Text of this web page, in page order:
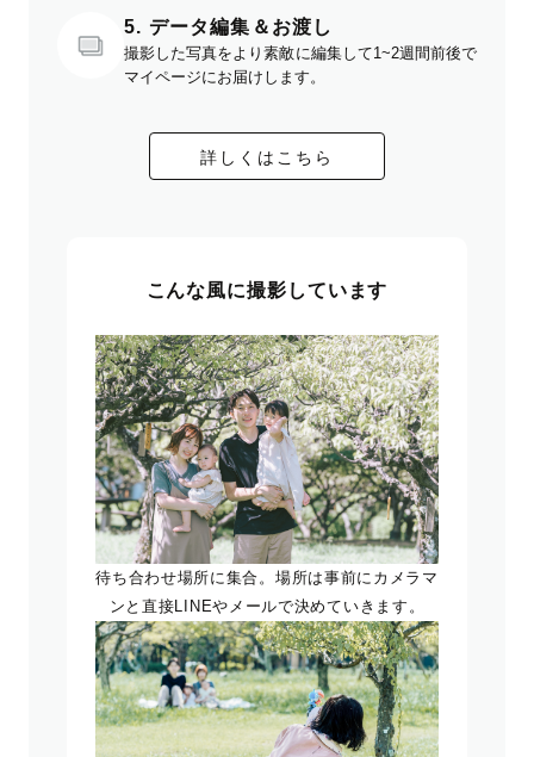
5. データ編集＆お渡し
撮影した写真をより素敵に編集して1~2週間前後で
マイページにお届けします。
詳しくはこちら
こんな風に撮影しています
待ち合わせ場所に集合。場所は事前にカメラマ
ンと直接LINEやメールで決めていきます。